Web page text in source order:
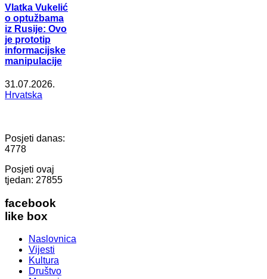
Vlatka Vukelić
o optužbama
iz Rusije: Ovo
je prototip
informacijske
manipulacije
31.07.2026.
Hrvatska
Posjeti danas:
4778
Posjeti ovaj
tjedan: 27855
facebook
like box
Naslovnica
Vijesti
Kultura
Društvo